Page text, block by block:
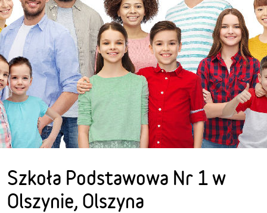
Szkoła Podstawowa Nr 1 w
Olszynie, Olszyna